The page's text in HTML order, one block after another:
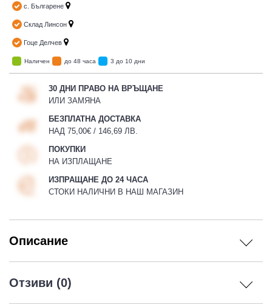
ЕКИПИРОВКА
с. Българене
Склад Линсон
Гоце Делчев
Наличен до 48 часа 3 до 10 дни
30 ДНИ ПРАВО НА ВРЪЩАНЕ
ИЛИ ЗАМЯНА
БЕЗПЛАТНА ДОСТАВКА
НАД 75,00€ / 146,69 ЛВ.
ПОКУПКИ
НА ИЗПЛАЩАНЕ
ИЗПРАЩАНЕ ДО 24 ЧАСА
СТОКИ НАЛИЧНИ В НАШ МАГАЗИН
Описание
Отзиви (0)